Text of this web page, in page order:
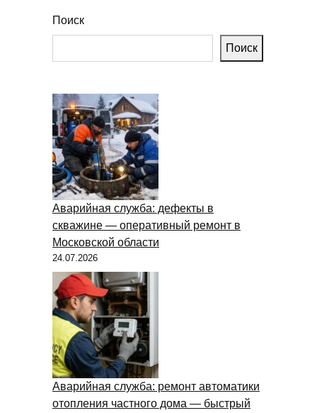
Поиск
Поиск
Аварийная служба: дефекты в
скважине — оперативный ремонт в
Московской области
24.07.2026
Аварийная служба: ремонт автоматики
отопления частного дома — быстрый